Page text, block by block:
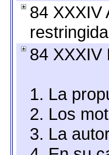
84 XXXIV
84 XXXIV
1. La
2. Los
3. La